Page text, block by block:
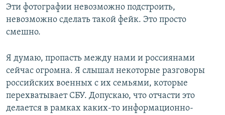
Эти фотографии невозможно подстроить,
невозможно сделать такой фейк. Это просто
смешно.
Я думаю, пропасть между нами и россиянами
сейчас огромна. Я слышал некоторые разговоры
российских военных с их семьями, которые
перехватывает СБУ. Допускаю, что отчасти это
делается в рамках каких-то информационно-